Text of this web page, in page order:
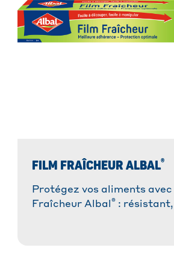
FILM FRAÎCHEUR ALBAL®
Protégez vos aliments
Fraîcheur Albal ® :